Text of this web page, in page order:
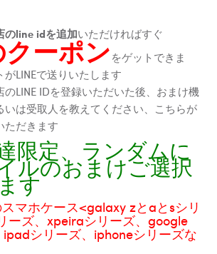
のline idを追加いただければすぐ
ーポンをゲットできま
LINEで送りいたします
LINE IDを登録いただいた後、おまけ機
いは受取人を教えてください、こちらが
ただきます
限定、ランダムに
ルのおまけご選択
す
マホケース<galaxy zとaとsシリ
ーズ、xpeiraシリーズ、google
シリーズ、iphoneシリーズな